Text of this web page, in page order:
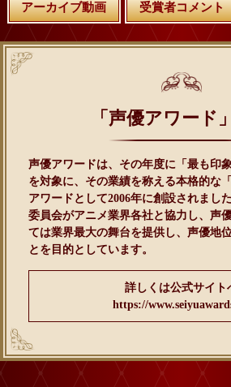
アーカイブ動画 受賞者コメント
「声優アワード
声優アワードは、その年度に「最も印
を対象に、その業績を称える本格的な
アワードとして2006年に創設されまし
委員会がアニメ業界各社と協力し、声
ては業界最大の舞台を提供し、声優地
とを目的としています。
詳しくは公式サイト
https://